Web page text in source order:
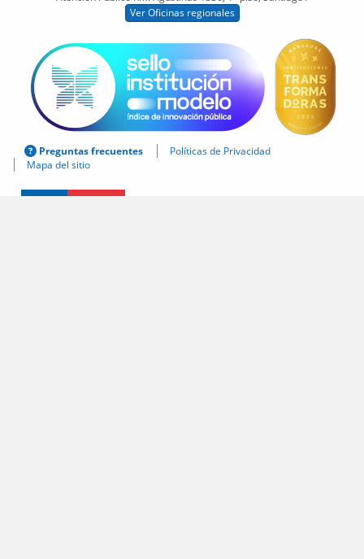
Ver Oficinas regionales
Preguntas frecuentes
Políticas de Privacidad
Mapa del sitio